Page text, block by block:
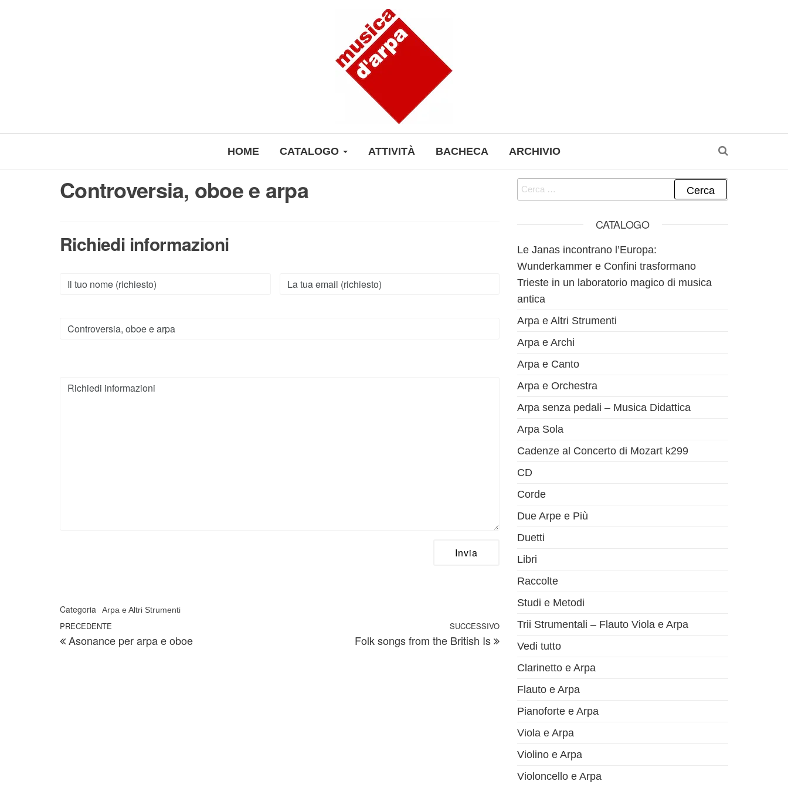
HOME CATALOGO ATTIVITÀ BACHECA ARCHIVIO
Controversia, oboe e arpa
Richiedi informazioni
Categoria Arpa e Altri Strumenti
Navigazione articoli
Articolo precedente
PRECEDENTE
Asonance per arpa e oboe
Articolo successivo
SUCCESSIVO
Folk songs from the British Is
Ricerca per:
CATALOGO
Le Janas incontrano l’Europa:
Wunderkammer e Confini trasformano
Trieste in un laboratorio magico di musica
antica
Arpa e Altri Strumenti
Arpa e Archi
Arpa e Canto
Arpa e Orchestra
Arpa senza pedali – Musica Didattica
Arpa Sola
Cadenze al Concerto di Mozart k299
CD
Corde
Due Arpe e Più
Duetti
Libri
Raccolte
Studi e Metodi
Trii Strumentali – Flauto Viola e Arpa
Vedi tutto
Clarinetto e Arpa
Flauto e Arpa
Pianoforte e Arpa
Viola e Arpa
Violino e Arpa
Violoncello e Arpa